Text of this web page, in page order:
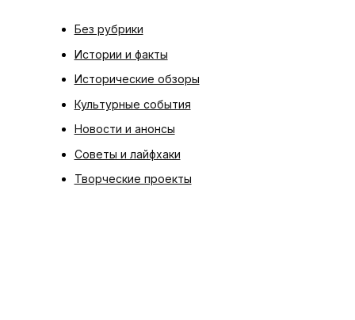
Без рубрики
Истории и факты
Исторические обзоры
Культурные события
Новости и анонсы
Советы и лайфхаки
Творческие проекты